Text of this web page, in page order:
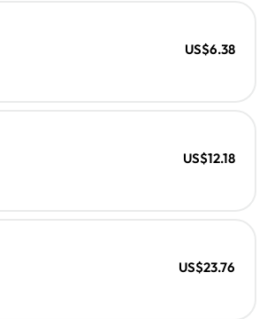
US$6.38
US$12.18
US$23.76